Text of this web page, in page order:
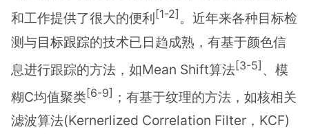
和工作提供了很大的便利 [1-2] 。近年来各种目标检
测与目标跟踪的技术已日趋成熟，有基于颜色信
息进行跟踪的方法，如Mean Shift算法[3-5] 、模
糊C均值聚类[6-9] ；有基于纹理的方法，如核相关
滤波算法(Kernerlized Correlation Filter，KCF)